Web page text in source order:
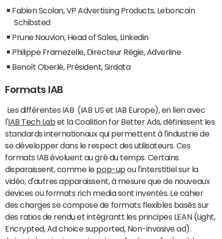
Fabien Scolan, VP Advertising Products, Leboncoin
Schibsted
Prune Nouvion, Head of Sales, Linkedin
Philippe Framezelle, Directeur Régie, Adverline
Benoît Oberlé, Président, Sirdata
Formats IAB
Les différentes IAB (IAB US et IAB Europe), en lien avec
l'IAB Tech Lab et la Coalition for Better Ads, définissent les
standards internationaux qui permettent à l'industrie de
se développer dans le respect des utilisateurs. Ces
formats IAB évoluent au gré du temps. Certains
disparaissent, comme le pop-up ou l'interstitiel sur la
vidéo, d'autres apparaissent, à mesure que de nouveaux
devices ou formats rich media sont inventés. Le cahier
des charges se compose de formats flexibles basés sur
des ratios de rendu et intègrantt les principes LEAN (Light,
Encrypted, Ad choice supported, Non-invasive ad).